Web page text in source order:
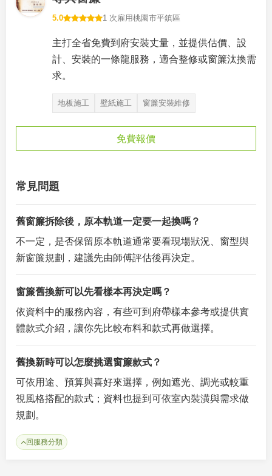
5.0 1 次雇用桃園市平鎮區
主打全省免費到府安裝丈量，並提供估價、設
計、安裝的一條龍服務，適合整修或窗簾汰換需
求。
地板施工 壁紙施工 窗簾安裝維修
免費報價
常見問題
舊窗簾拆除後，原本軌道一定要一起換嗎？
不一定，是否保留原本軌道通常要看現場狀況、窗型與
新窗簾規劃，建議先由師傅評估後再決定。
窗簾舊換新可以先看樣本再決定嗎？
依資料中的服務內容，有些可到府帶樣本參考或提供實
體款式介紹，讓你先比較布料和款式再做選擇。
舊換新時可以怎麼挑選窗簾款式？
可依用途、預算與喜好來選擇，例如遮光、調光或較重
視風格搭配的款式；資料也提到可依室內裝潢與需求做
規劃。
回服務分類